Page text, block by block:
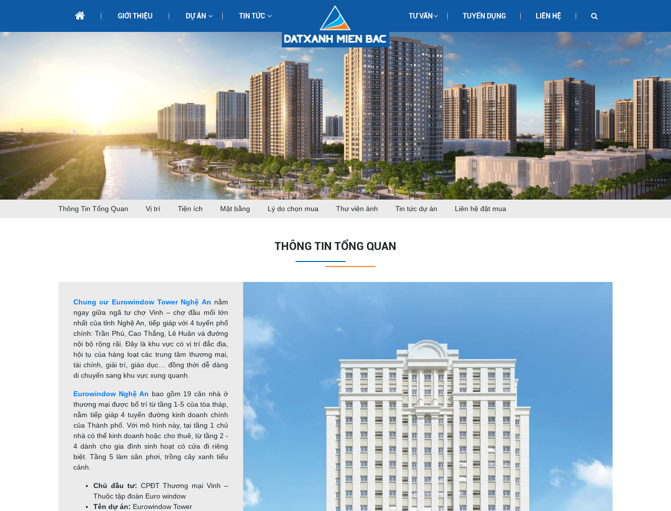
GIỚI THIỆU DỰ ÁN TIN TỨC TƯ VẤN TUYỂN DỤNG LIÊN HỆ
Thông Tin Tổng Quan Vị trí Tiện ích Mặt bằng Lý do chọn mua Thư viện ảnh Tin tức dự án Liên hệ đặt mua
THÔNG TIN TỔNG QUAN
Chung cư Eurowindow Tower Nghệ An nằm
ngay giữa ngã tư chợ Vinh – chợ đầu mối lớn
nhất của tỉnh Nghệ An, tiếp giáp với 4 tuyến phố
chính: Trần Phú, Cao Thắng, Lê Huân và đường
nội bộ rộng rãi. Đây là khu vực có vị trí đắc địa,
hội tụ của hàng loạt các trung tâm thương mại,
tài chính, giải trí, giáo dục… đồng thời dễ dàng
di chuyển sang khu vực xung quanh.
Eurowindow Nghệ An bao gồm 19 căn nhà ở
thương mại được bố trí từ tầng 1-5 của tòa tháp,
nằm tiếp giáp 4 tuyến đường kinh doanh chính
của Thành phố. Với mô hình này, tại tầng 1 chủ
nhà có thể kinh doanh hoặc cho thuê, từ tầng 2 -
4 dành cho gia đình sinh hoạt có cửa đi riêng
biệt. Tầng 5 làm sân phơi, trồng cây xanh tiểu
cảnh.
Chủ đầu tư: CPĐT Thương mại Vinh –
Thuộc tập đoàn Euro window
Tên dự án: Eurowindow Tower